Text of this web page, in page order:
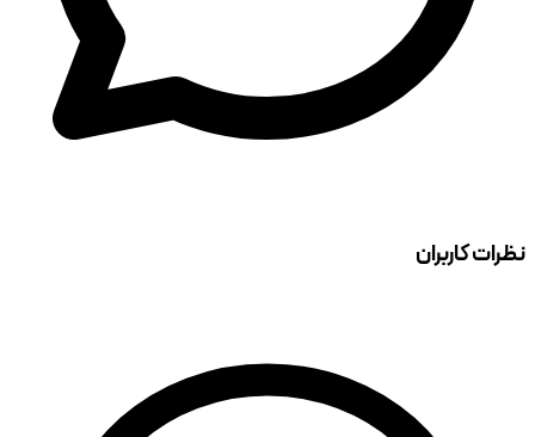
نظرات کاربران